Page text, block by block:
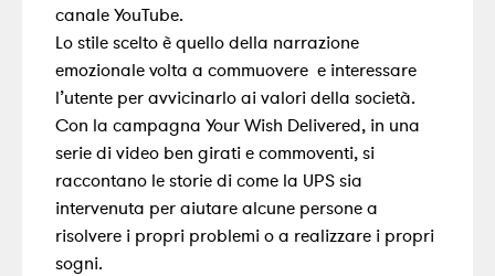
canale YouTube.
Lo stile scelto è quello della narrazione
emozionale volta a commuovere e interessare
l’utente per avvicinarlo ai valori della società.
Con la campagna Your Wish Delivered, in una
serie di video ben girati e commoventi, si
raccontano le storie di come la UPS sia
intervenuta per aiutare alcune persone a
risolvere i propri problemi o a realizzare i propri
sogni.